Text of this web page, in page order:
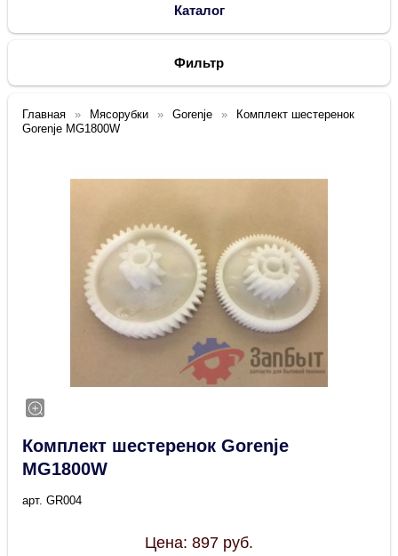
Каталог
Фильтр
Главная Мясорубки Gorenje
Комплект шестеренок
Gorenje MG1800W
Комплект шестеренок Gorenje
MG1800W
арт. GR004
Цена: 897 руб.